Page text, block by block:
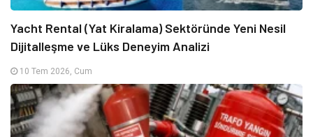
Yacht Rental (Yat Kiralama) Sektöründe Yeni Nesil
Dijitalleşme ve Lüks Deneyim Analizi
10 Tem 2026, Cum